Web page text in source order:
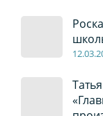
12.0